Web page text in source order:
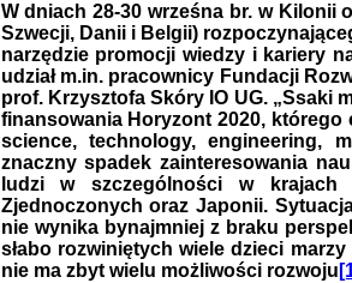
W dniach 28-30 wrześna br. w Kilonii
Szwecji, Danii i Belgii)
narzędzie promocji wiedzy i kariery
udział m.in. pracownicy Fundacji
prof. Krzysztofa Skóry IO UG. „Ssaki
finansowania Horyzont 2020, którego
science, technology, engineering,
znaczny spadek zainteresowania
ludzi w szczególności w
Zjednoczonych oraz Japonii.
nie wynika bynajmniej z braku
słabo rozwiniętych wiele dzieci
nie ma zbyt wielu możliwości rozwoju